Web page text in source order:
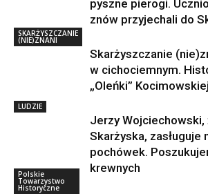
pyszne pierogi.
znów przyjechali do
SKARŻYSZCZANIE
(NIE)ZNANI
Skarżyszczanie
w cichociemnym.
„Oleńki”
LUDZIE
Jerzy Wojciechowski,
Skarżyska, zasługuje
pochówek.
krewnych
Polskie
Towarzystwo
Historyczne